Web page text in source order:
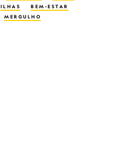
ILHAS
BEM-ESTAR
MERGULHO